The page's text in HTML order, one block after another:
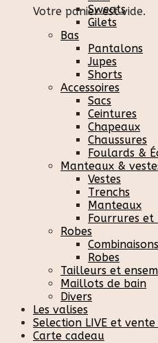
Votre panier est vide.
Sweats
Gilets
Bas
Pantalons
Jupes
Shorts
Accessoires
Sacs
Ceintures
Chapeaux
Chaussures
Foulards &
Manteaux &
Vestes
Trenchs
Manteaux
Fourrures et
Robes
Combinaisons
Robes
Tailleurs et
Maillots de bain
Divers
Les valises
Selection LIVE et
Carte cadeau